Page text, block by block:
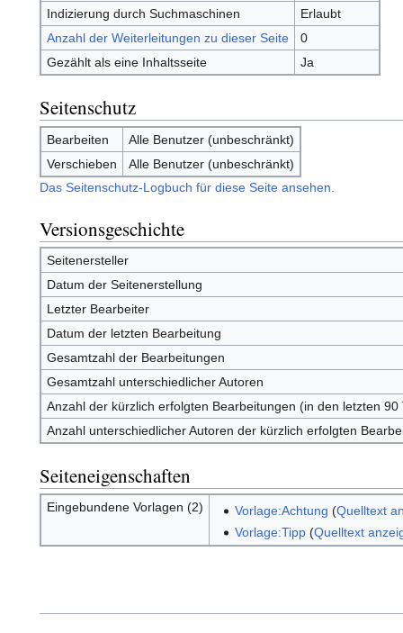
Indizierung durch Suchmaschinen
Erlaubt
Anzahl der Weiterleitungen zu dieser Seite
0
Gezählt als eine Inhaltsseite
Ja
Seitenschutz
Bearbeiten
Alle Benutzer (unbeschränkt)
Verschieben
Alle Benutzer (unbeschränkt)
Das Seitenschutz-Logbuch für diese Seite ansehen.
Versionsgeschichte
Seitenersteller
Datum der Seitenerstellung
Letzter Bearbeiter
Datum der letzten Bearbeitung
Gesamtzahl der Bearbeitungen
Gesamtzahl unterschiedlicher Autoren
Anzahl der kürzlich erfolgten Bearbeitungen (in den letzten 90
Anzahl unterschiedlicher Autoren der kürzlich erfolgten
Seiteneigenschaften
Eingebundene Vorlagen (2) Vorlage:Achtung (Quelltext
Vorlage:Tipp(Quelltext